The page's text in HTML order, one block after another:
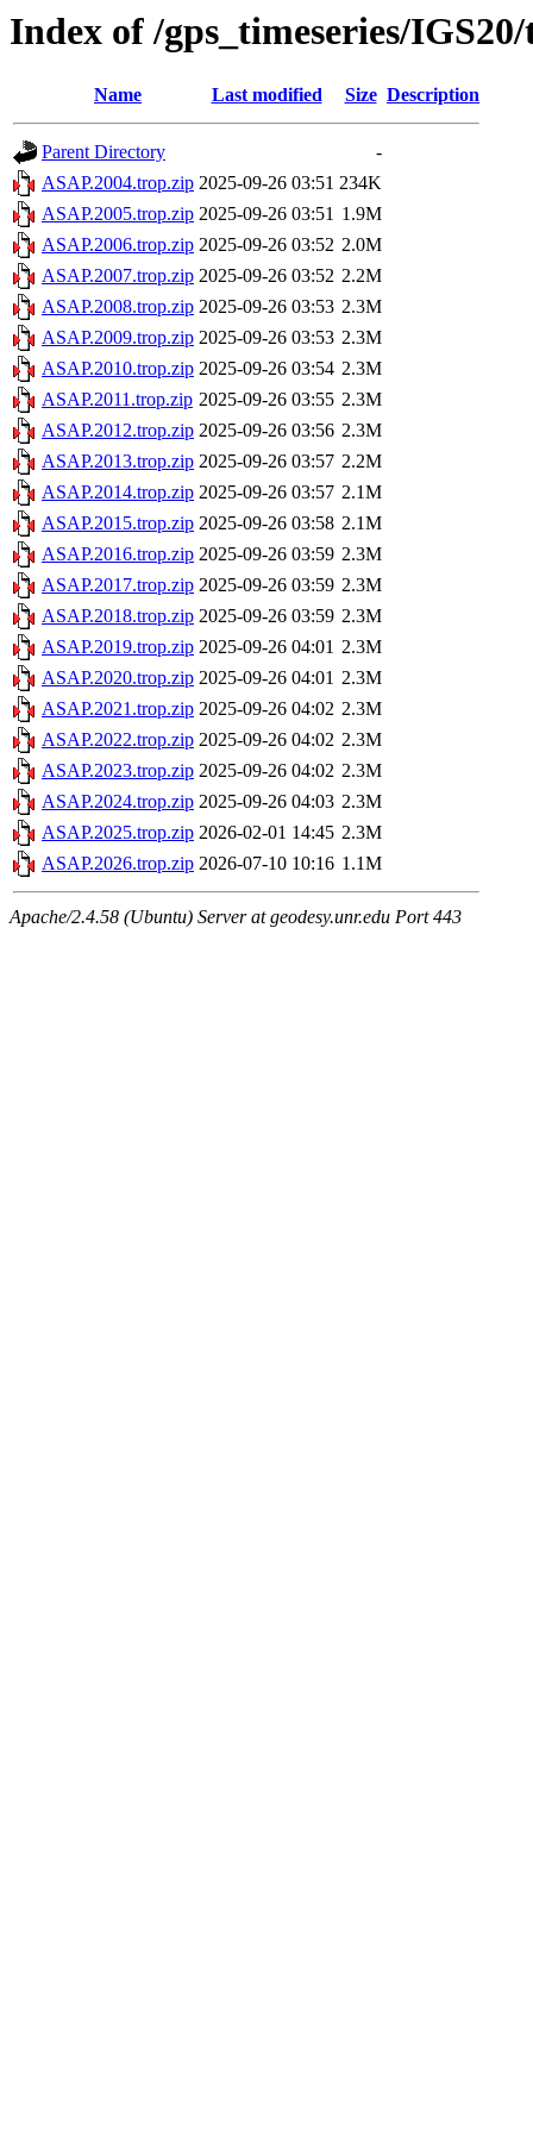
Index of /gps_timeseries/
Name Last modified Size Description
Parent Directory
-
ASAP.2004.trop.zip 2025-09-26 03:51 234K
ASAP.2005.trop.zip 2025-09-26 03:51 1.9M
ASAP.2006.trop.zip 2025-09-26 03:52 2.0M
ASAP.2007.trop.zip 2025-09-26 03:52 2.2M
ASAP.2008.trop.zip 2025-09-26 03:53 2.3M
ASAP.2009.trop.zip 2025-09-26 03:53 2.3M
ASAP.2010.trop.zip 2025-09-26 03:54 2.3M
ASAP.2011.trop.zip 2025-09-26 03:55 2.3M
ASAP.2012.trop.zip 2025-09-26 03:56 2.3M
ASAP.2013.trop.zip 2025-09-26 03:57 2.2M
ASAP.2014.trop.zip 2025-09-26 03:57 2.1M
ASAP.2015.trop.zip 2025-09-26 03:58 2.1M
ASAP.2016.trop.zip 2025-09-26 03:59 2.3M
ASAP.2017.trop.zip 2025-09-26 03:59 2.3M
ASAP.2018.trop.zip 2025-09-26 03:59 2.3M
ASAP.2019.trop.zip 2025-09-26 04:01 2.3M
ASAP.2020.trop.zip 2025-09-26 04:01 2.3M
ASAP.2021.trop.zip 2025-09-26 04:02 2.3M
ASAP.2022.trop.zip 2025-09-26 04:02 2.3M
ASAP.2023.trop.zip 2025-09-26 04:02 2.3M
ASAP.2024.trop.zip 2025-09-26 04:03 2.3M
ASAP.2025.trop.zip 2026-02-01 14:45 2.3M
ASAP.2026.trop.zip 2026-07-10 10:16 1.1M
Apache/2.4.58 (Ubuntu) Server at geodesy.unr.edu Port 443